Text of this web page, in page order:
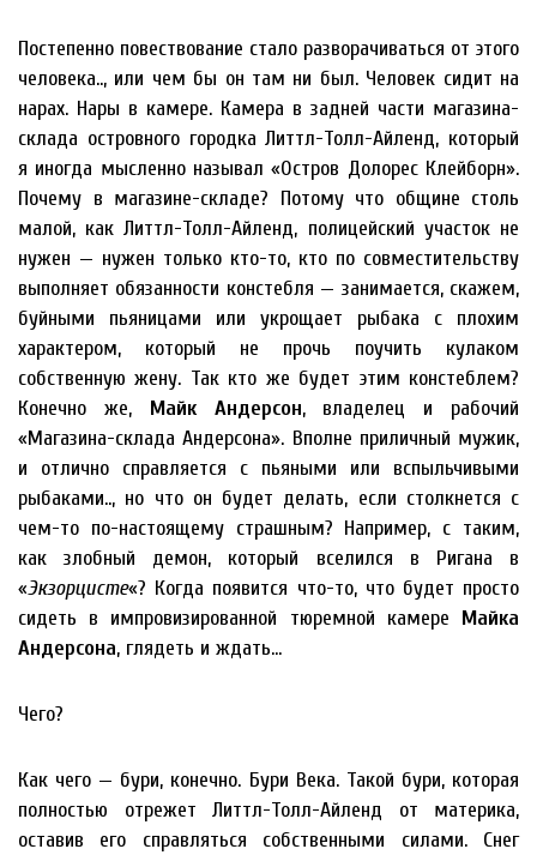
Постепенно повествование стало разворачиваться от этого
человека.., или чем бы он там ни был. Человек сидит на
нарах. Нары в камере. Камера в задней части магазина-
склада островного городка Литтл-Толл-Айленд, который
я иногда мысленно называл «Остров Долорес Клейборн».
Почему в магазине-складе? Потому что общине столь
малой, как Литтл-Толл-Айленд, полицейский участок не
нужен — нужен только кто-то, кто по совместительству
выполняет обязанности констебля — занимается, скажем,
буйными пьяницами или укрощает рыбака с плохим
характером, который не прочь поучить кулаком
собственную жену. Так кто же будет этим констеблем?
Конечно же, Майк Андерсон, владелец и рабочий
«Магазина-склада Андерсона». Вполне приличный мужик,
и отлично справляется с пьяными или вспыльчивыми
рыбаками.., но что он будет делать, если столкнется с
чем-то по-настоящему страшным? Например, с таким,
как злобный демон, который вселился в Ригана в
«Экзорцисте«? Когда появится что-то, что будет просто
сидеть в импровизированной тюремной камере Майка
Андерсона, глядеть и ждать…
Чего?
Как чего — бури, конечно. Бури Века. Такой бури, которая
полностью отрежет Литтл-Толл-Айленд от материка,
оставив его справляться собственными силами. Снег